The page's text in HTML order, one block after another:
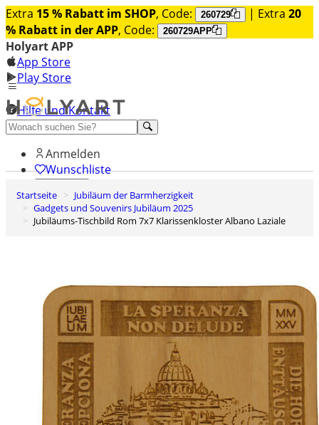
Extra 15 % Rabatt im SHOP, Code: 260729 | Extra 20
% Rabatt in der APP, Code: 260729APP
Holyart APP
App Store
Play Store
Hilfe und Kontakt
Entdecken Sie Premium
Anmelden
Wunschliste
0
Warenkorb
Startseite
Jubiläum der Barmherzigkeit
Gadgets und Souvenirs Jubiläum 2025
Jubiläums-Tischbild Rom 7x7 Klarissenkloster Albano Laziale